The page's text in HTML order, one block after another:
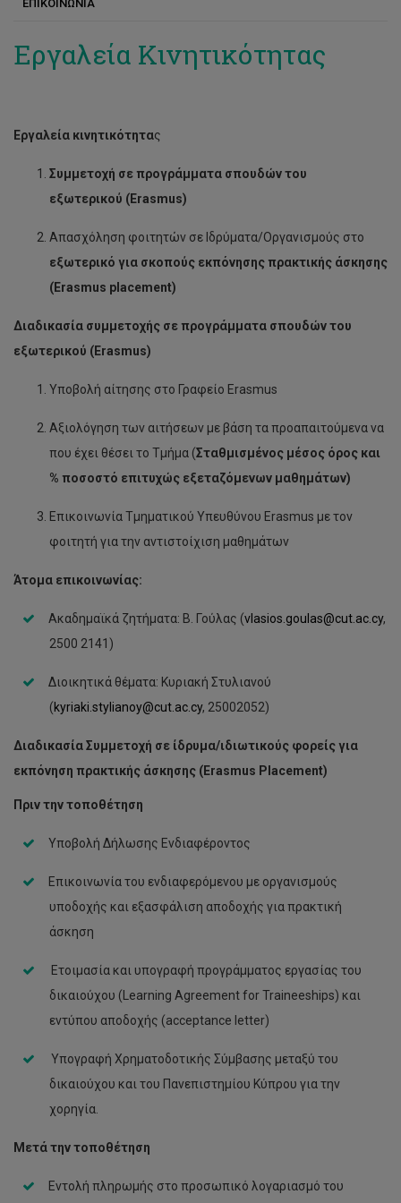
Ανδρέας Κατσιώτης
Γιώργος Γαδανάκης
Γιώργος Μπότσαρης
Ιάκωβος Παντελίδης
Λουκάς Κανέτης
Μαρία Ασπρή
Μενέλαος Σταυρινίδης
Μηνάς Μηνά
Μιχαλάκης Χριστοφόρου
Νικόλαος Νικολουδάκης
Ουράνιος Τζαμαλούκας
Χριστίνα Μάλου
Αντώνης Χρυσαργύρης
Αταλάντη Χρίστου
Πανίκος Χατζημιχαήλ
Συνέδρια/Ημερίδες
ΕΠΙΚΟΙΝΩΝΙΑ
Εργαλεία Κινητικότητας
Εργαλεία κινητικότητας
Συμμετοχή σε προγράμματα σπουδών του
εξωτερικού (Erasmus)
Απασχόληση φοιτητών σε Ιδρύματα/Οργανισμούς στο
εξωτερικό για σκοπούς εκπόνησης πρακτικής άσκησης
(Erasmus placement)
Διαδικασία συμμετοχής σε προγράμματα σπουδών του
εξωτερικού (Erasmus)
Υποβολή αίτησης στο Γραφείο Erasmus
Αξιολόγηση των αιτήσεων με βάση τα προαπαιτούμενα να
που έχει θέσει το Τμήμα (Σταθμισμένος μέσος όρος και
% ποσοστό επιτυχώς εξεταζόμενων μαθημάτων)
Επικοινωνία Τμηματικού Υπευθύνου Erasmus με τον
φοιτητή για την αντιστοίχιση μαθημάτων
Άτομα επικοινωνίας:
Ακαδημαϊκά ζητήματα: Β. Γούλας (vlasios.goulas@cut.ac.cy,
2500 2141)
Διοικητικά θέματα: Κυριακή Στυλιανού
(kyriaki.stylianoy@cut.ac.cy, 25002052)
Διαδικασία Συμμετοχή σε ίδρυμα/ιδιωτικούς φορείς για
εκπόνηση πρακτικής άσκησης (Erasmus Placement)
Πριν την τοποθέτηση
Υποβολή Δήλωσης Ενδιαφέροντος
Επικοινωνία του ενδιαφερόμενου με οργανισμούς
υποδοχής και εξασφάλιση αποδοχής για πρακτική
άσκηση
Ετοιμασία και υπογραφή προγράμματος εργασίας του
δικαιούχου (Learning Agreement for Traineeships) και
εντύπου αποδοχής (acceptance letter)
Υπογραφή Χρηματοδοτικής Σύμβασης μεταξύ του
δικαιούχου και του Πανεπιστημίου Κύπρου για την
χορηγία.
Μετά την τοποθέτηση
Εντολή πληρωμής στο προσωπικό λογαριασμό του